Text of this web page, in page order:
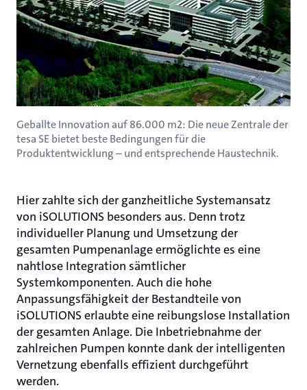
Geballte Innovation auf 86.000 m2: Die neue Zentrale der
tesa SE bietet beste Bedingungen für die
Produktentwicklung – und entsprechende Haustechnik.
Hier zahlte sich der ganzheitliche Systemansatz
von iSOLUTIONS besonders aus. Denn trotz
individueller Planung und Umsetzung der
gesamten Pumpenanlage ermöglichte es eine
nahtlose Integration sämtlicher
Systemkomponenten. Auch die hohe
Anpassungsfähigkeit der Bestandteile von
iSOLUTIONS erlaubte eine reibungslose Installation
der gesamten Anlage. Die Inbetriebnahme der
zahlreichen Pumpen konnte dank der intelligenten
Vernetzung ebenfalls effizient durchgeführt
werden.